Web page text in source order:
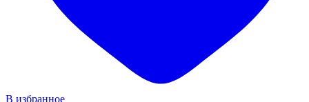
В избранное